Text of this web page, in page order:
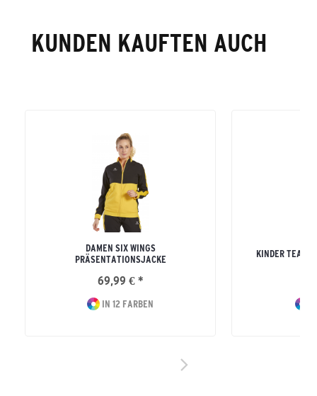
KUNDEN KAUFTEN AUCH
DAMEN SIX WINGS
PRÄSENTATIONSJACKE
69,99 € *
IN 12 FARBEN
KINDER TEAM